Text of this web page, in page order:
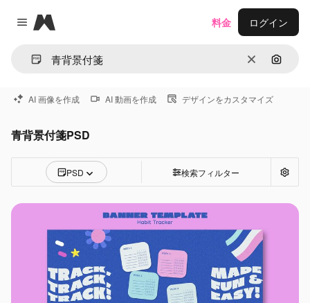
Close menu
Magnific
消去 画像で
料金 ログイン
AI 画像を作成 AI 動画を作成 デザインをカスタマイズ
青背景付箋PSD
PSD 検索フィルター